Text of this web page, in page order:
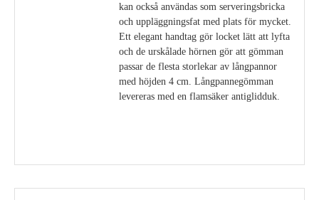
kan också användas som serveringsbricka
och uppläggningsfat med plats för mycket.
Ett elegant handtag gör locket lätt att lyfta
och de urskålade hörnen gör att gömman
passar de flesta storlekar av långpannor
med höjden 4 cm. Långpannegömman
levereras med en flamsäker antiglidduk.